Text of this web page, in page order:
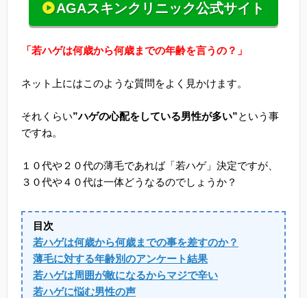
AGAスキンクリニック公式サイト
「若ハゲは何歳から何歳までの年齢を言うの？」
ネット上にはこのような質問をよく見かけます。
それくらい”ハゲの心配をしている男性が多い”という事
ですね。
１０代や２０代の薄毛であれば「若ハゲ」決定ですが、
３０代や４０代は一体どうなるのでしょうか？
目次
若ハゲは何歳から何歳までの事を差すのか？
薄毛に対する年齢別のアンケート結果
若ハゲは周囲が敵になるからマジで辛い
若ハゲに悩む男性の声